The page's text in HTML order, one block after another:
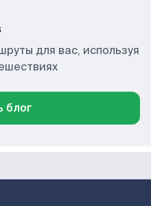
для вас, используя
блог